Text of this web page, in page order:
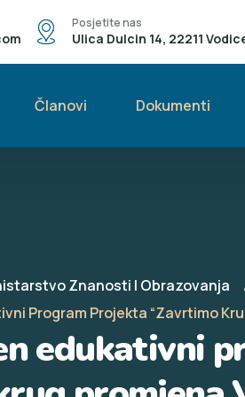
Posjetite nas
Ulica Dulcin 14, 22211
Članovi Dokumenti
Znanosti I Obrazovanja
Program Projekta “Zavrtimo
edukativni